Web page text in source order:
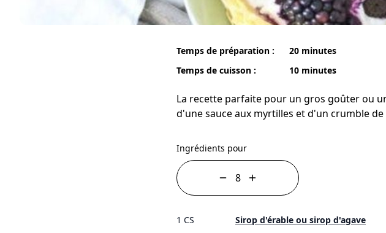
Temps de préparation :
Temps de cuisson :
20 minutes
10 minutes
La recette parfaite pour un gros goûter ou
d'une sauce aux myrtilles et d'un crumble de
Ingrédients pour
1 CS
Sirop d'érable ou sirop d'agave